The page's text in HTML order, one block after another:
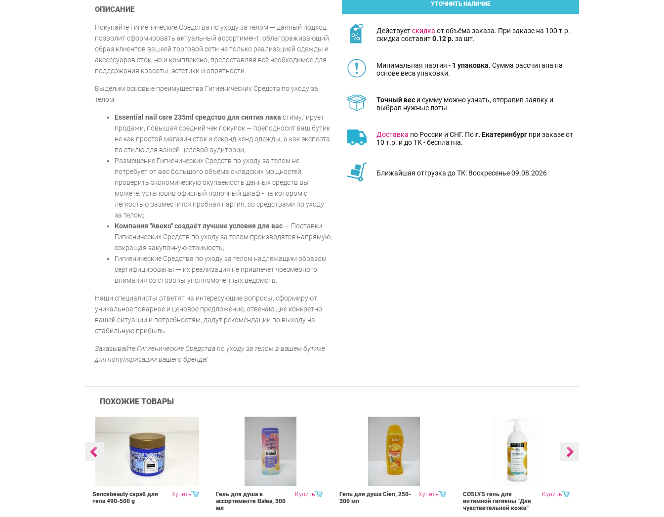
УТОЧНИТЬ НАЛИЧИЕ
Действуетскидка от объёма заказа. При заказе на 100 т.р.
скидка составит0.12 р. за шт.
Минимальная партия - 1 упаковка. Сумма рассчитана на
основе веса упаковки.
Точный вес и сумму можно узнать, отправив заявку и
выбрав нужные лоты.
Доставка по России и СНГ. Пог. Екатеринбург при заказе от
10 т.р. и до ТК - бесплатна.
Ближайшая отгрузка до ТК: Воскресенье 09.08.2026
ОПИСАНИЕ
Покупайте Гигиенические Средства по уходу за телом — данный подход
позволит сформировать актуальный ассортимент, облагораживающий
образ клиентов вашеей торговой сети не только реализацией одежды и
аксессуаров сток, но и комплексно, предоставляя всё необходимое для
поддержания красоты, эстетики и опрятности.
Выделим основые преимущества Гигиенических Средств по уходу за
телом:
Essential nail care 235ml средство для снятия лака стимулирует
продажи, повышая средний чек покупок — преподносит ваш бутик
не как простой магазин сток и секонд-хенд одежды, а как эксперта
по стилю для вашей целевой аудитории;
Размещение Гигиенических Средств по уходу за телом не
потребует от вас большого объёма складских мощностей,
проверить экономическую окупаемость данных средств вы
можете, установив офисный полочный шкаф - на котором с
лёгкостью разместится пробная партия, со средствами по уходу
за телом;
Компания "Авеко" создаёт лучшие условия для вас — Поставки
Гигиенических Средств по уходу за телом производятся напрямую,
сокращая закупочную стоимость;
Гигиенические Средства по уходу за телом надлежащим образом
сертифицированы — их реализация не привлечёт чрезмерного
внимания со стороны уполномоченных ведомств.
Наши специалисты ответят на интересующие вопросы, сформируют
уникальное товарное и ценовое предложение, отвечающие конкретно
вашей ситуации и потребностям, дадут рекомендации по выходу на
стабильную прибыль.
Заказывайте Гигиенические Средства по уходу за телом в вашем бутике
для популяризации вашего бренда!
ПОХОЖИЕ ТОВАРЫ
Купить
Sencebeauty скраб для
тела 490-500 g
Купить
Гель для душа в
ассортименте Balea, 300
мл
Купить
Гель для душа Cien, 250-
300 мл
Купить
COSLYS гель для
интимной гигиены "Для
чувствительной кожи"